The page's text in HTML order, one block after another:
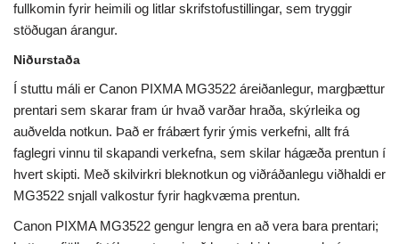
fullkomin fyrir heimili og litlar skrifstofustillingar, sem tryggir
stöðugan árangur.
Niðurstaða
Í stuttu máli er Canon PIXMA MG3522 áreiðanlegur, margþættur
prentari sem skarar fram úr hvað varðar hraða, skýrleika og
auðvelda notkun. Það er frábært fyrir ýmis verkefni, allt frá
faglegri vinnu til skapandi verkefna, sem skilar hágæða prentun í
hvert skipti. Með skilvirkri bleknotkun og viðráðanlegu viðhaldi er
MG3522 snjall valkostur fyrir hagkvæma prentun.
Canon PIXMA MG3522 gengur lengra en að vera bara prentari;